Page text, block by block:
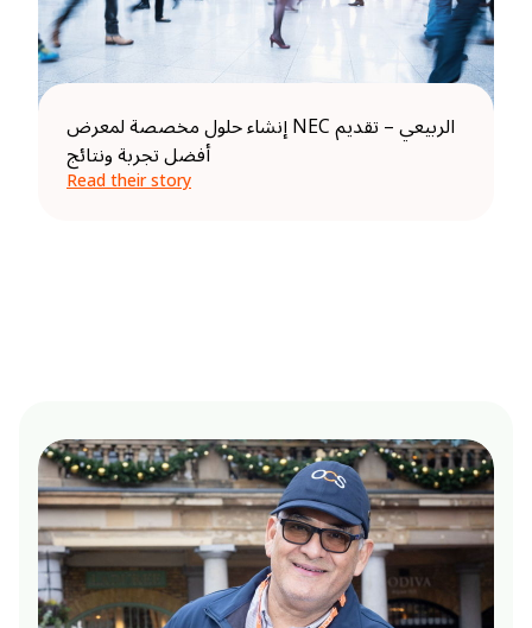
إنشاء حلول مخصصة لمعرض NEC الربيعي – تقديم
أفضل تجربة ونتائج
Read their story